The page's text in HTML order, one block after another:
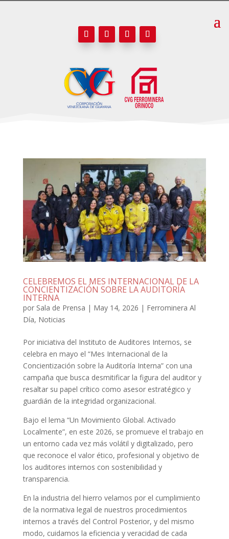
CELEBREMOS EL MES INTERNACIONAL DE LA
CONCIENTIZACIÓN SOBRE LA AUDITORÍA
INTERNA
por Sala de Prensa | May 14, 2026 | Ferrominera Al
Día, Noticias
Por iniciativa del Instituto de Auditores Internos, se
celebra en mayo el “Mes Internacional de la
Concientización sobre la Auditoría Interna” con una
campaña que busca desmitificar la figura del auditor y
resaltar su papel crítico como asesor estratégico y
guardián de la integridad organizacional.
Bajo el lema “Un Movimiento Global. Activado
Localmente”, en este 2026, se promueve el trabajo en
un entorno cada vez más volátil y digitalizado, pero
que reconoce el valor ético, profesional y objetivo de
los auditores internos con sostenibilidad y
transparencia.
En la industria del hierro velamos por el cumplimiento
de la normativa legal de nuestros procedimientos
internos a través del Control Posterior, y del mismo
modo, cuidamos la eficiencia y veracidad de cada